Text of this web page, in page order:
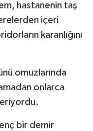
hastanenin taş
içeri
karanlığını
omuzlarında
onlarca
bir demir